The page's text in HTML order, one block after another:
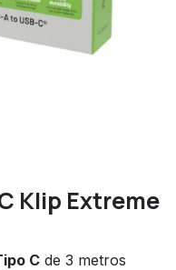
Klip Extreme
C de 3 metros